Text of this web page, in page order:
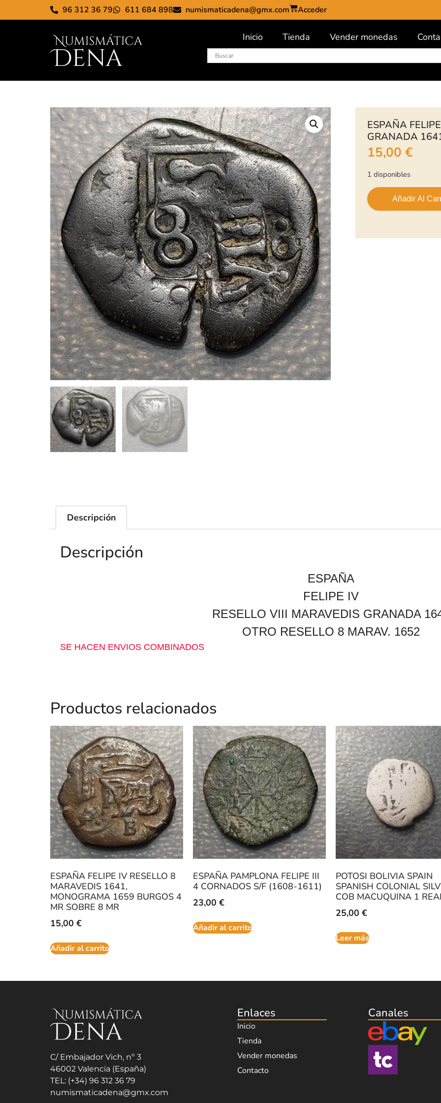
96 312 36 79 611 684 898 numismaticadena@gmx.com Acceder
Inicio Tienda Vender monedas
ESPAÑA
GRANADA
15,00 €
1 disponibles
Añadir Al
Descripción
Descripción
ESPAÑA
FELIPE IV
RESELLO VIII MARAVEDIS GRANADA
OTRO RESELLO 8 MARAV. 1652
SE HACEN ENVIOS COMBINADOS
Productos relacionados
ESPAÑA FELIPE IV RESELLO 8
MARAVEDIS 1641,
MONOGRAMA 1659 BURGOS 4
MR SOBRE 8 MR
15,00 €
Añadir al carrito
ESPAÑA PAMPLONA FELIPE III
4 CORNADOS S/F (1608-1611)
23,00 €
Añadir al carrito
POTOSI BOLIVIA SPAIN
SPANISH COLONIAL
COB MACUQUINA 1
25,00 €
Leer más
C/ Embajador Vich, nº 3
46002 Valencia (España)
TEL: (+34) 96 312 36 79
numismaticadena@gmx.com
Enlaces
Inicio
Tienda
Vender monedas
Contacto
Canales